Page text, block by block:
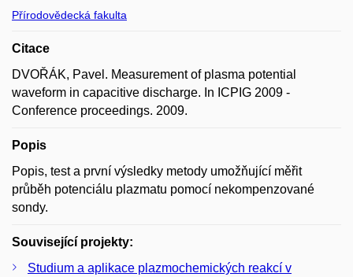
Přírodovědecká fakulta
Citace
DVOŘÁK, Pavel. Measurement of plasma potential
waveform in capacitive discharge. In ICPIG 2009 -
Conference proceedings. 2009.
Popis
Popis, test a první výsledky metody umožňující měřit
průběh potenciálu plazmatu pomocí nekompenzované
sondy.
Související projekty:
Studium a aplikace plazmochemických reakcí v